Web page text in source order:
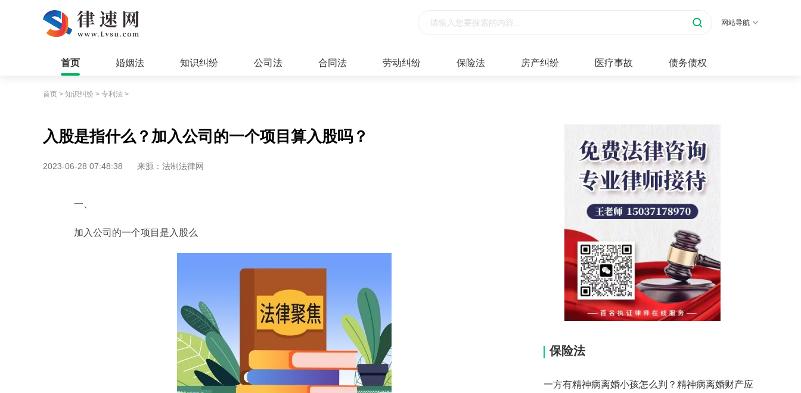
网站导航
首页 婚姻法 知识纠纷 公司法 合同法 劳动纠纷 保险法 房产纠纷 医疗事故 债务债权
首页 > 知识纠纷 > 专利法 >
入股是指什么？加入公司的一个项目算入股吗？
2023-06-28 07:48:38 来源：法制法律网
一、
加入公司的一个项目是入股么
保险法
一方有精神病离婚小孩怎么判？精神病离婚财产应